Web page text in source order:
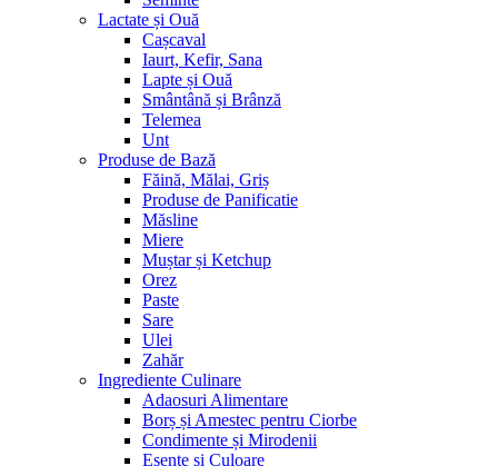
Lactate și Ouă
Cașcaval
Iaurt, Kefir, Sana
Lapte și Ouă
Smântână și Brânză
Telemea
Unt
Produse de Bază
Făină, Mălai, Griș
Produse de Panificatie
Măsline
Miere
Muștar și Ketchup
Orez
Paste
Sare
Ulei
Zahăr
Ingrediente Culinare
Adaosuri Alimentare
Borș și Amestec pentru Ciorbe
Condimente și Mirodenii
Esențe și Culoare